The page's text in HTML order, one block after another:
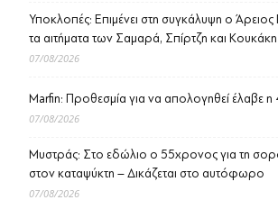
Υποκλοπές: Επιμένει στη συγκάλυψη ο
τα αιτήματα των Σαμαρά, Σπίρτζη και Κουκάκη
07/08/2026
Marfin: Προθεσμία για να απολογηθεί έλαβε
07/08/2026
Μυστράς: Στο εδώλιο ο 55χρονος για τη
στον καταψύκτη – Δικάζεται στο αυτόφωρο
07/08/2026